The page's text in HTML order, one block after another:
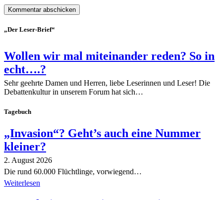
„Der Leser-Brief“
Wollen wir mal miteinander reden? So in
echt….?
Sehr geehrte Damen und Herren, liebe Leserinnen und Leser! Die
Debattenkultur in unserem Forum hat sich…
Tagebuch
„Invasion“? Geht’s auch eine Nummer
kleiner?
2. August 2026
Die rund 60.000 Flüchtlinge, vorwiegend…
Weiterlesen